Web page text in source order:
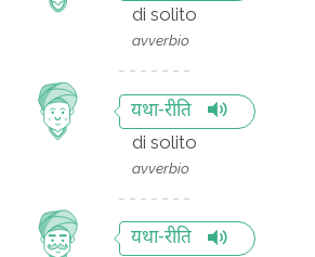
di solito
avverbio
यथा-रीति
di solito
avverbio
यथा-रीति